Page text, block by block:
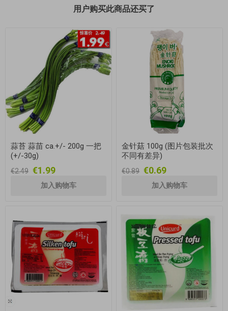
用户购买此商品还买了
蒜苔 蒜苗 ca.+/- 200g 一把
(+/-30g)
€2.49 €1.99
金针菇 100g (图片包装批次
不同有差异)
€0.89 €0.69